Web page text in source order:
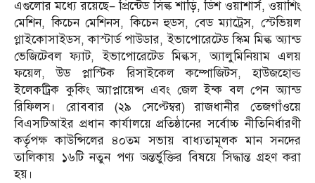
এগুলোর মধ্যে রয়েছে– প্রিন্টেড সিল্ক শাড়ি, ডিশ ওয়াশার্স, ওয়াশিং
মেশিন, কিচেন মেশিনস, কিচেন হুডস, বেড ম্যাট্রেস, স্টেভিয়ল
গ্লাইকোসাইডস, কাস্টার্ড পাউডার, ইভাপোরেটেড স্কিম মিল্ক অ্যান্ড
ভেজিটেবল ফ্যাট, ইভাপোরেটেড মিল্কস, অ্যালুমিনিয়াম এলয়
ফয়েল, উড প্লাস্টিক রিসাইকেল কম্পোজিটস, হাউজহোল্ড
ইলেকট্রিক কুকিং অ্যাপ্লায়েন্স এবং জেল ইন্ক বল পেন অ্যান্ড
রিফিলস। রোববার (২৯ সেপ্টেম্বর) রাজধানীর তেজগাঁওয়ে
বিএসটিআইর প্রধান কার্যালয়ে প্রতিষ্ঠানের সর্বোচ্চ নীতিনির্ধারণী
কর্তৃপক্ষ কাউন্সিলের ৪০তম সভায় বাধ্যতামূলক মান সনদের
তালিকায় ১৬টি নতুন পণ্য অন্তর্ভুক্তির বিষয়ে সিদ্ধান্ত গ্রহণ করা
হয়।